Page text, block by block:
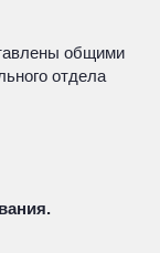
общими
отдела